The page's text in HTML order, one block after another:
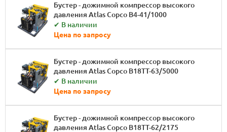
Бустер - дожимной компрессор высокого
давления Atlas Copco B4-41/1000
✔ В наличии
Цена по запросу
Бустер - дожимной компрессор высокого
давления Atlas Copco B18TT-63/5000
✔ В наличии
Цена по запросу
Бустер - дожимной компрессор высокого
давления Atlas Copco B18TT-62/2175